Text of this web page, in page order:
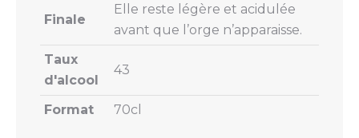
Finale
Elle reste légère et acidulée
avant que l’orge n’apparaisse.
Taux
d'alcool
43
Format 70cl